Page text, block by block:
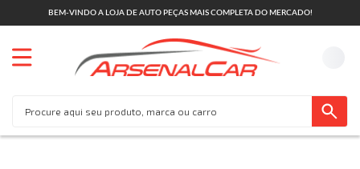
BEM-VINDO A LOJA DE AUTO PEÇAS MAIS COMPLETA DO MERCADO!